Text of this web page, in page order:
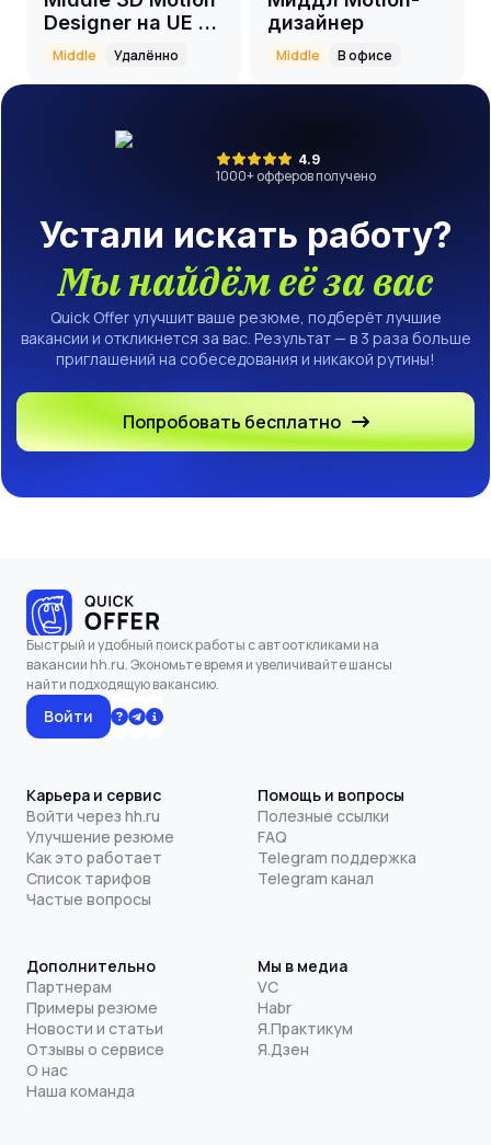
Designer на UE +
AI
Middle Удалённо
дизайнер
Middle В офисе
4.9
1000+ офферов получено
Устали искать работу?
Мы найдём её за вас
Quick Offer улучшит ваше резюме, подберёт лучшие
вакансии и откликнется за вас. Результат — в 3 раза больше
приглашений на собеседования и никакой рутины!
Попробовать бесплатно
Быстрый и удобный поиск работы с автооткликами на
вакансии hh.ru. Экономьте время и увеличивайте шансы
найти подходящую вакансию.
Войти
Карьера и сервис
Войти через hh.ru
Улучшение резюме
Как это работает
Список тарифов
Частые вопросы
Помощь и вопросы
Полезные ссылки
FAQ
Telegram поддержка
Telegram канал
Дополнительно
Партнерам
Примеры резюме
Новости и статьи
Отзывы о сервисе
О нас
Наша команда
Мы в медиа
VC
Habr
Я.Практикум
Я.Дзен